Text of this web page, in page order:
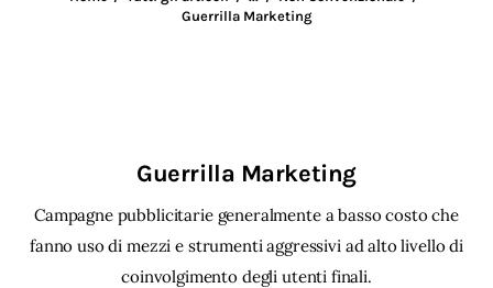
Guerrilla Marketing
Glossario
Guerrilla Marketing
Campagne pubblicitarie generalmente a basso costo che
fanno uso di mezzi e strumenti aggressivi ad alto livello di
coinvolgimento degli utenti finali.